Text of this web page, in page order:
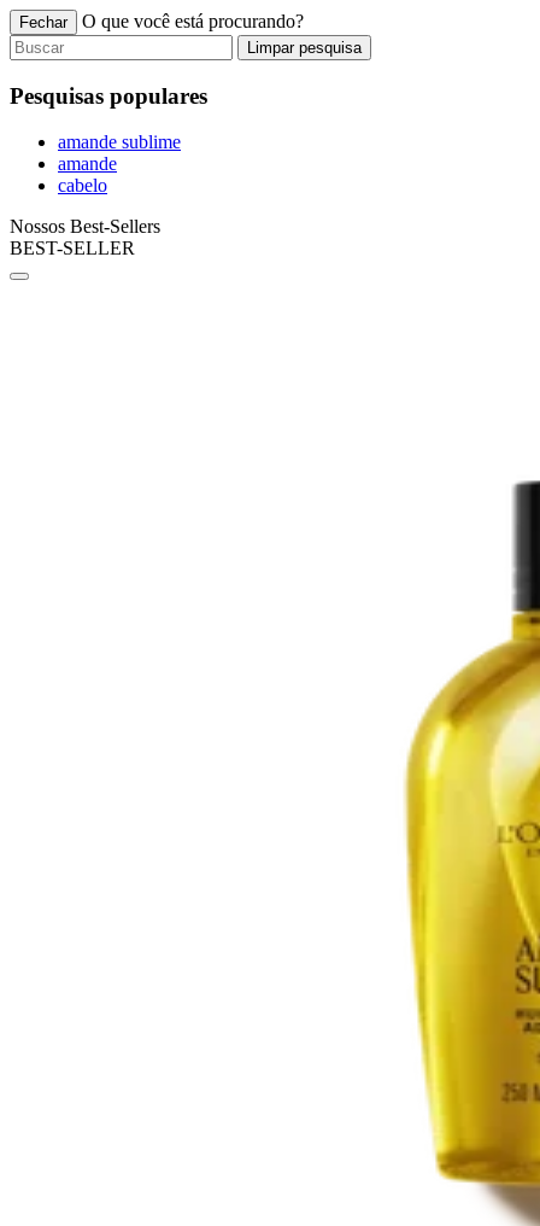
Fechar O que você está procurando?
Limpar pesquisa
Pesquisas populares
amande sublime
amande
cabelo
Nossos Best-Sellers
BEST-SELLER